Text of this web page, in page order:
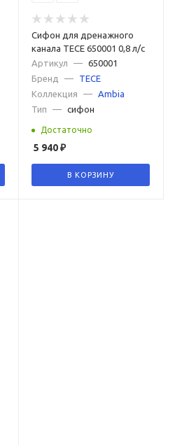
Сифон для дренажного
канала TECE 650001 0,8 л/с
Артикул
—
650001
Бренд
—
TECE
Коллекция
—
Ambia
Тип
— сифон
Достаточно
5 940₽
В КОРЗИНУ